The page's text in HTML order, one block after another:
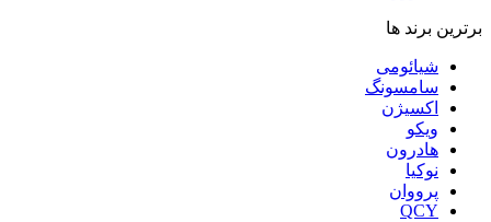
برترین برند ها
شیائومی
سامسونگ
اکسیژن
ویکو
هادرون
نوکیا
پرووان
QCY